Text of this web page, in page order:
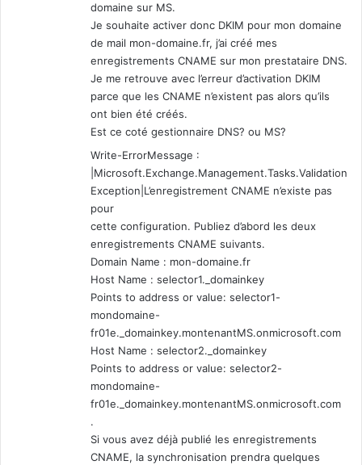
domaine sur MS.
Je souhaite activer donc DKIM pour mon domaine
de mail mon-domaine.fr, j’ai créé mes
enregistrements CNAME sur mon prestataire DNS.
Je me retrouve avec l’erreur d’activation DKIM
parce que les CNAME n’existent pas alors qu’ils
ont bien été créés.
Est ce coté gestionnaire DNS? ou MS?
Write-ErrorMessage :
|Microsoft.Exchange.Management.Tasks.Validation
Exception|L’enregistrement CNAME n’existe pas
pour
cette configuration. Publiez d’abord les deux
enregistrements CNAME suivants.
Domain Name : mon-domaine.fr
Host Name : selector1._domainkey
Points to address or value: selector1-
mondomaine-
fr01e._domainkey.montenantMS.onmicrosoft.com
Host Name : selector2._domainkey
Points to address or value: selector2-
mondomaine-
fr01e._domainkey.montenantMS.onmicrosoft.com
.
Si vous avez déjà publié les enregistrements
CNAME, la synchronisation prendra quelques